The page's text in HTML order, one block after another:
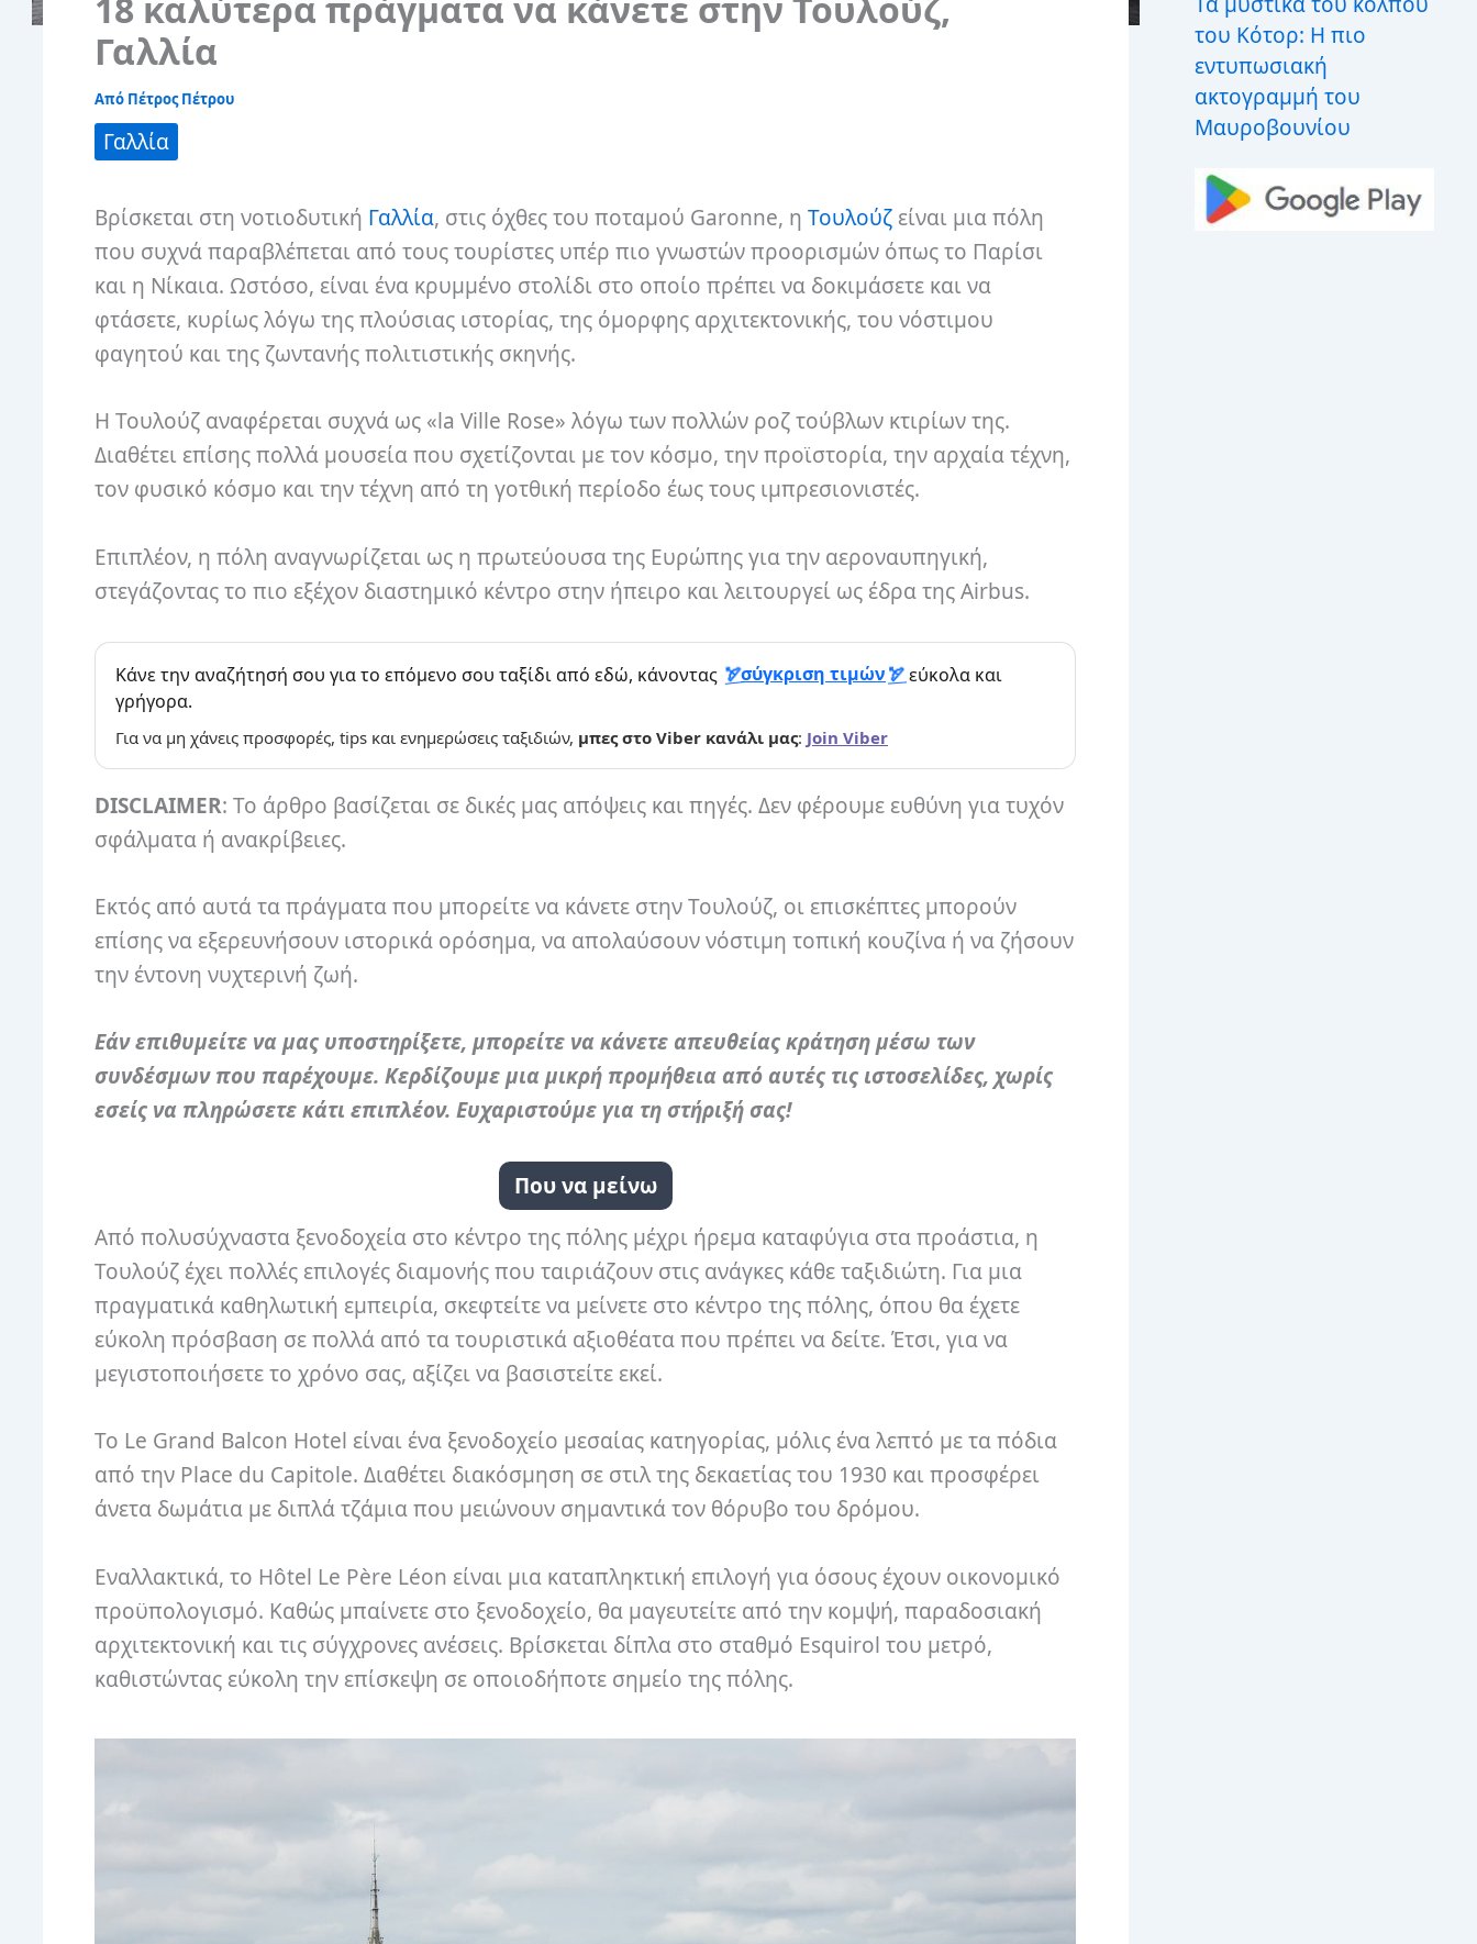
Γαλλία
Από Πέτρος Πέτρου
Γαλλία
Βρίσκεται στη νοτιοδυτική Γαλλία, στις όχθες του ποταμού Garonne, η Τουλούζ είναι μια πόλη
που συχνά παραβλέπεται από τους τουρίστες υπέρ πιο γνωστών προορισμών όπως το Παρίσι
και η Νίκαια. Ωστόσο, είναι ένα κρυμμένο στολίδι στο οποίο πρέπει να δοκιμάσετε και να
φτάσετε, κυρίως λόγω της πλούσιας ιστορίας, της όμορφης αρχιτεκτονικής, του νόστιμου
φαγητού και της ζωντανής πολιτιστικής σκηνής.
Η Τουλούζ αναφέρεται συχνά ως «la Ville Rose» λόγω των πολλών ροζ τούβλων κτιρίων της.
Διαθέτει επίσης πολλά μουσεία που σχετίζονται με τον κόσμο, την προϊστορία, την αρχαία τέχνη,
τον φυσικό κόσμο και την τέχνη από τη γοτθική περίοδο έως τους ιμπρεσιονιστές.
Επιπλέον, η πόλη αναγνωρίζεται ως η πρωτεύουσα της Ευρώπης για την αεροναυπηγική,
στεγάζοντας το πιο εξέχον διαστημικό κέντρο στην ήπειρο και λειτουργεί ως έδρα της Airbus.
Κάνε την αναζήτησή σου για το επόμενο σου ταξίδι από εδώ, κάνοντας σύγκριση τιμών
εύκολα και
γρήγορα.
Για να μη χάνεις προσφορές, tips και ενημερώσεις ταξιδιών, μπες στο Viber κανάλι μας: Join Viber
DISCLAIMER: Το άρθρο βασίζεται σε δικές μας απόψεις και πηγές. Δεν φέρουμε ευθύνη για τυχόν
σφάλματα ή ανακρίβειες.
Εκτός από αυτά τα πράγματα που μπορείτε να κάνετε στην Τουλούζ, οι επισκέπτες μπορούν
επίσης να εξερευνήσουν ιστορικά ορόσημα, να απολαύσουν νόστιμη τοπική κουζίνα ή να ζήσουν
την έντονη νυχτερινή ζωή.
Εάν επιθυμείτε να μας υποστηρίξετε, μπορείτε να κάνετε απευθείας κράτηση μέσω των
συνδέσμων που παρέχουμε. Κερδίζουμε μια μικρή προμήθεια από αυτές τις ιστοσελίδες, χωρίς
εσείς να πληρώσετεκάτι επιπλέον. Ευχαριστούμε για τη στήριξή σας!
Που να μείνω
Από πολυσύχναστα ξενοδοχεία στο κέντρο της πόλης μέχρι ήρεμα καταφύγια στα προάστια, η
Τουλούζ έχει πολλές επιλογές διαμονής που ταιριάζουν στις ανάγκες κάθε ταξιδιώτη. Για μια
πραγματικά καθηλωτική εμπειρία, σκεφτείτε να μείνετε στο κέντρο της πόλης, όπου θα έχετε
εύκολη πρόσβαση σε πολλά από τα τουριστικά αξιοθέατα που πρέπει να δείτε. Έτσι, για να
μεγιστοποιήσετε το χρόνο σας, αξίζει να βασιστείτε εκεί.
Το Le Grand Balcon Hotel είναι ένα ξενοδοχείο μεσαίας κατηγορίας, μόλις ένα λεπτό με τα πόδια
από την Place du Capitole. Διαθέτει διακόσμηση σε στιλ της δεκαετίας του 1930 και προσφέρει
άνετα δωμάτια με διπλά τζάμια που μειώνουν σημαντικά τον θόρυβο του δρόμου.
Εναλλακτικά, το Hôtel Le Père Léon είναι μια καταπληκτική επιλογή για όσους έχουν οικονομικό
προϋπολογισμό. Καθώς μπαίνετε στο ξενοδοχείο, θα μαγευτείτε από την κομψή, παραδοσιακή
αρχιτεκτονική και τις σύγχρονες ανέσεις. Βρίσκεται δίπλα στο σταθμό Esquirol του μετρό,
καθιστώντας εύκολη την επίσκεψη σε οποιοδήποτε σημείο της πόλης.
του Κότορ: Η πιο
εντυπωσιακή
ακτογραμμή του
Μαυροβουνίου